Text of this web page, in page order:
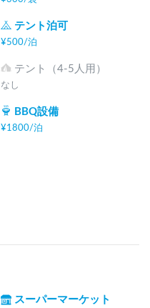
テント泊可
¥500/泊
テント（4-5人用）
なし
BBQ設備
¥1800/泊
スーパーマーケット